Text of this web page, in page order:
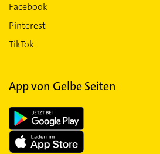
Facebook
Pinterest
TikTok
App von Gelbe Seiten